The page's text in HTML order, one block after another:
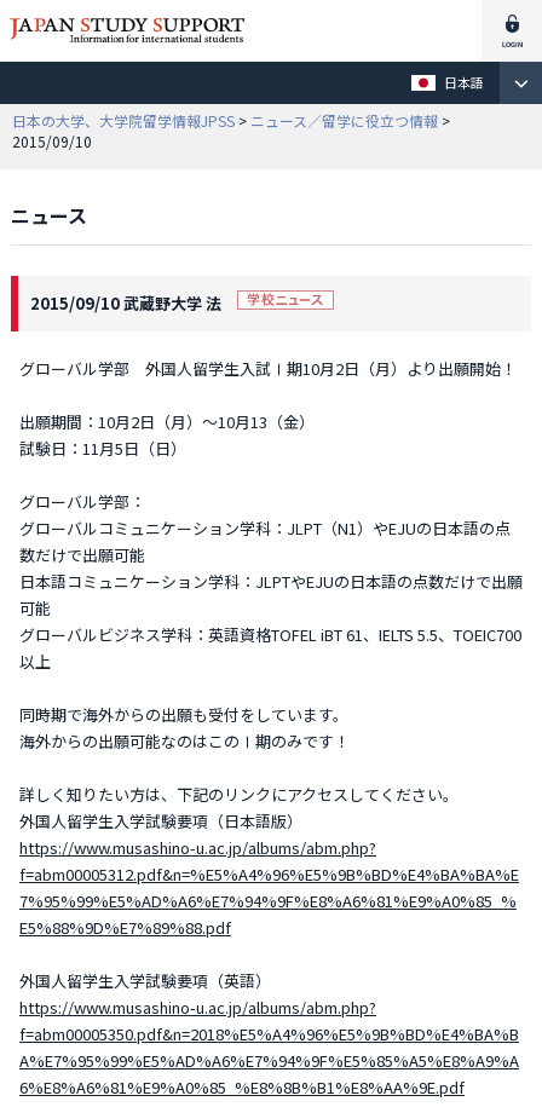
日本語
日本の大学、大学院留学情報JPSS > ニュース／留学に役立つ情報 >
2015/09/10
ニュース
2015/09/10 武蔵野大学 法
グローバル学部 外国人留学生入試Ⅰ期10月2日（月）より出願開始！
出願期間：10月2日（月）～10月13（金）
試験日：11月5日（日）
グローバル学部：
グローバルコミュニケーション学科：JLPT（N1）やEJUの日本語の点
数だけで出願可能
日本語コミュニケーション学科：JLPTやEJUの日本語の点数だけで出願
可能
グローバルビジネス学科：英語資格TOFEL iBT 61、IELTS 5.5、TOEIC700
以上
同時期で海外からの出願も受付をしています。
海外からの出願可能なのはこのⅠ期のみです！
詳しく知りたい方は、下記のリンクにアクセスしてください。
外国人留学生入学試験要項（日本語版）
https://www.musashino-u.ac.jp/albums/abm.php?
f=abm00005312.pdf&n=%E5%A4%96%E5%9B%BD%E4%BA%BA%E
7%95%99%E5%AD%A6%E7%94%9F%E8%A6%81%E9%A0%85_%
E5%88%9D%E7%89%88.pdf
外国人留学生入学試験要項（英語）
https://www.musashino-u.ac.jp/albums/abm.php?
f=abm00005350.pdf&n=2018%E5%A4%96%E5%9B%BD%E4%BA%B
A%E7%95%99%E5%AD%A6%E7%94%9F%E5%85%A5%E8%A9%A
6%E8%A6%81%E9%A0%85_%E8%8B%B1%E8%AA%9E.pdf